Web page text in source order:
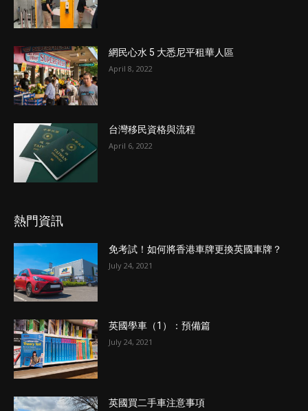
網民心水 5 大悉尼平租華人區
April 8, 2022
台灣移民資格與流程
April 6, 2022
熱門資訊
免考試！如何將香港車牌更換英國車牌？
July 24, 2021
英國學車（1）：預備篇
July 24, 2021
英國買二手車注意事項